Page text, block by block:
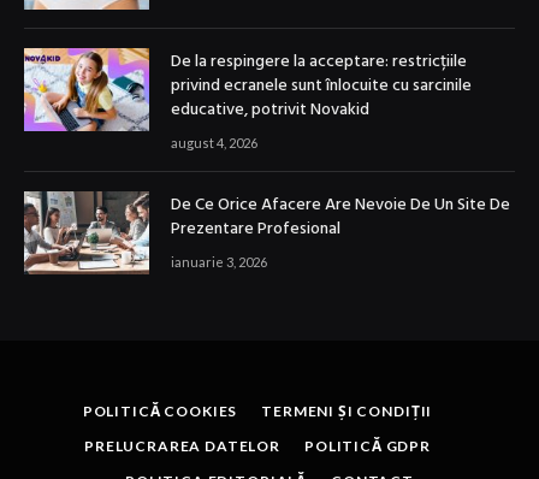
De la respingere la acceptare: restricțiile
privind ecranele sunt înlocuite cu sarcinile
educative, potrivit Novakid
august 4, 2026
De Ce Orice Afacere Are Nevoie De Un Site De
Prezentare Profesional
ianuarie 3, 2026
POLITICĂ COOKIES
TERMENI ȘI CONDIȚII
PRELUCRAREA DATELOR
POLITICĂ GDPR